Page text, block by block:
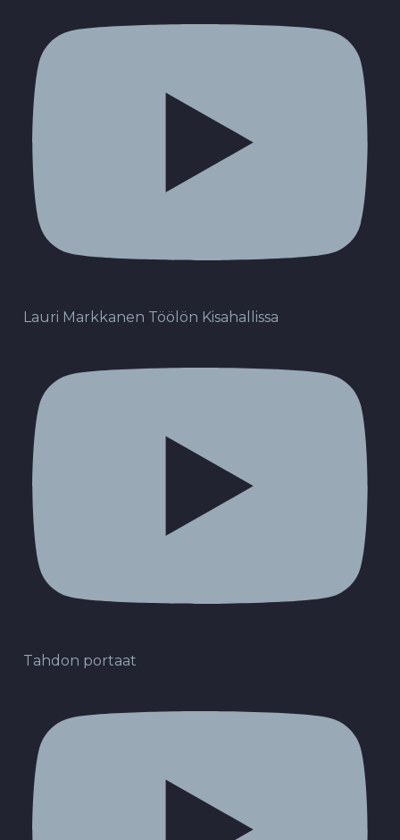
Lauri Markkanen Töölön Kisahallissa
Tahdon portaat